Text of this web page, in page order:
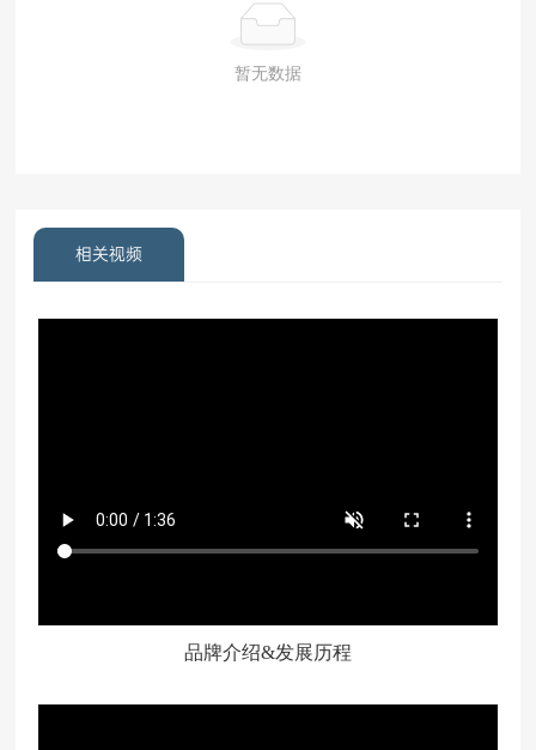
暂无数据
相关视频
品牌介绍&发展历程